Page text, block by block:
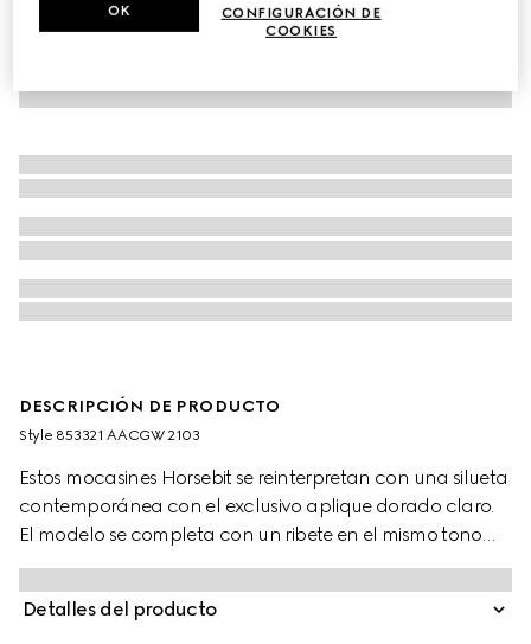
DESCRIPCIÓN DE PRODUCTO
Style ‎853321 AACGW 2103
Estos mocasines Horsebit se reinterpretan con una silueta
contemporánea con el exclusivo aplique dorado claro.
El modelo se completa con un ribete en el mismo tono
que el resto del diseño y un forro de piel con el logotipo
Gucci en relieve.
Detalles del producto
CONFIGURACIÓN DE
COOKIES
OK